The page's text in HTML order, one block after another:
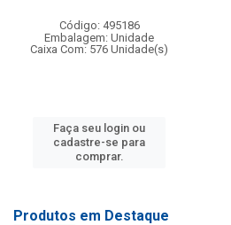
Código: 495186
Embalagem: Unidade
Caixa Com: 576 Unidade(s)
Faça seu login ou
cadastre-se para
comprar.
Produtos em Destaque